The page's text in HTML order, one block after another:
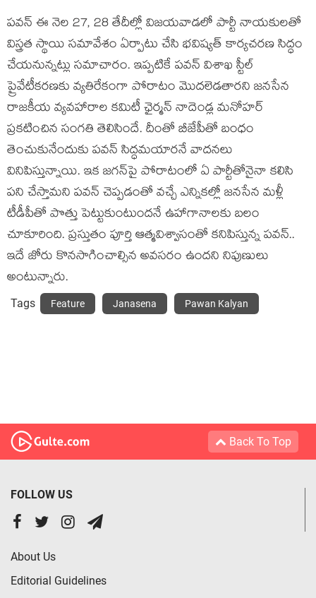
ప‌వ‌న్ ఈ నెల 27, 28 తేదీల్లో విజ‌య‌వాడ‌లో పార్టీ నాయ‌కుల‌తో
విస్త్రత స్థాయి స‌మావేశం ఏర్పాటు చేసి భ‌విష్య‌త్ కార్య‌చ‌ర‌ణ సిద్ధం
చేయ‌నున్న‌ట్లు స‌మాచారం. ఇప్ప‌టికే ప‌వ‌న్ విశాఖ స్టీల్
ప్రైవేటీక‌ర‌ణ‌కు వ్య‌తిరేకంగా పోరాటం మొద‌లెడ‌తార‌ని జ‌న‌సేన
రాజ‌కీయ వ్య‌వ‌హారాల క‌మిటీ ఛైర్మ‌న్ నాదెండ్ల మ‌నోహ‌ర్
ప్ర‌క‌టించిన సంగ‌తి తెలిసిందే. దీంతో బీజేపీతో బంధం
తెంచుకునేందుకు ప‌వ‌న్ సిద్ధ‌మ‌యార‌నే వాద‌న‌లు
వినిపిస్తున్నాయి. ఇక జ‌గ‌న్‌పై పోరాటంలో ఏ పార్టీతోనైనా క‌లిసి
పని చేస్తామ‌ని ప‌వ‌న్ చెప్ప‌డంతో వ‌చ్చే ఎన్నిక‌ల్లో జ‌న‌సేన మ‌ళ్లీ
టీడీపీతో పొత్తు పెట్టుకుంటుంద‌నే ఉహాగానాల‌కు బలం
చూకూరింది. ప్ర‌స్తుతం పూర్తి ఆత్మ‌విశ్వాసంతో క‌నిపిస్తున్న ప‌వ‌న్‌..
ఇదే జోరు కొన‌సాగించాల్సిన అవ‌స‌రం ఉంద‌ని నిపుణులు
అంటున్నారు.
Tags Feature Janasena Pawan Kalyan
Back To Top
FOLLOW US
About Us
Editorial Guidelines